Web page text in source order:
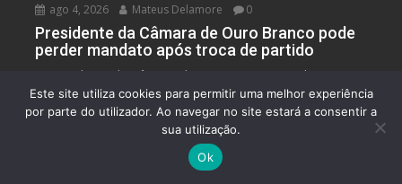
ago 4, 2026 Mateus Delamore 0
Presidente da Câmara de Ouro Branco pode
perder mandato após troca de partido
O presidente da Câmara de Ouro Branco, Warley
Higino Pereira, é alvo de uma ação eleitoral...
Ouro Branco Política
Este site utiliza cookies para permitir uma melhor experiência
por parte do utilizador. Ao navegar no site estará a consentir a
sua utilização.
Ok